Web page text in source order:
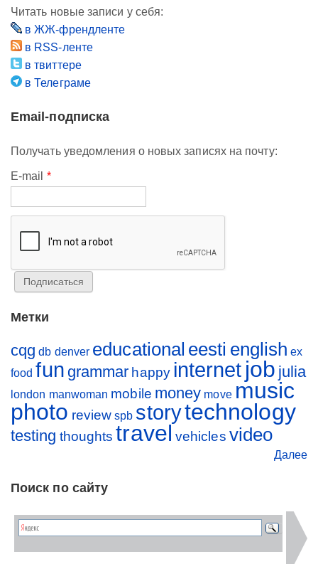
Читать новые записи у себя:
в ЖЖ-френдленте
в RSS-ленте
в твиттере
в Телеграме
Email-подписка
Получать уведомления о новых записях на почту:
E-mail *
Метки
cqg db denver educational eesti english ex
food fun grammar happy internet job julia
london manwoman mobile money move music
photo review spb storytechnology
testing thoughts travel vehicles video
Далее
Поиск по сайту